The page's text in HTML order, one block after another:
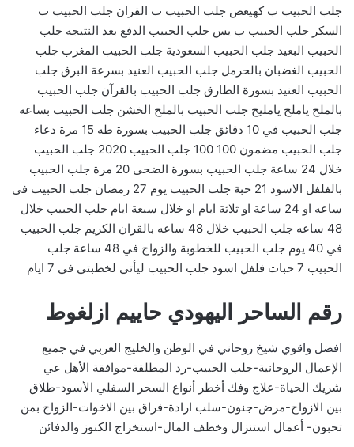
جلب الحبيب ب كهيعص جلب الحبيب ب القران جلب الحبيب ب
السكر جلب الحبيب ب يس جلب الحبيب الدفع بعد النتيجه جلب
الحبيب البعيد جلب الحبيب السعودية جلب الحبيب المغرب جلب
الحبيب الغضبان بالحرمل جلب الحبيب العنيد بسرعة البرق جلب
الحبيب العنيد بسورة الطارق جلب الحبيب بالقرآن جلب الحبيب
بالملح ياملح يامليح جلب الحبيب بالملح الخشن جلب الحبيب بساعه
جلب الحبيب في 10 دقائق جلب الحبيب بسورة طه 15 مرة دعاء
جلب الحبيب مضمون 100 100 جلب الحبيب 2020 جلب الحبيب
خلال 24 ساعة جلب الحبيب بسورة الضحى 20 مرة جلب الحبيب
بالفلفل الاسود 21 حبة جلب الحبيب يوم 27 رمضان جلب الحبيب فى
ساعه او 24 ساعة او ثلاثة ايام او خلال سبعة ايام جلب الحبيب خلال
48 ساعه جلب الحبيب خلال 48 ساعه بالقران الكريم جلب الحبيب
في 40 يوم جلب الحبيب للخطوبة والزواج في 48 ساعة جلب
الحبيب 7 حبات فلفل اسود جلب الحبيب ليأتي لخطبتي في 7 ايام
رقم الساحر اليهودي حاييم ازلغوط
افضل واقوي شيخ روحاني في الوطن والخليج العربي في جميع
الإعمال الروحانية-جلب الحبيب-رد المطلقة-موافقة الأهل عي
شريك الحياة-علاج وفك أخطر أنواع السحر السفلي الأسود-طلاق
بين الازواج-مرض-جنون-سلب ارادة-فراق بين الاخوات-الزواج بمن
تحبون- أعمال استنزال وخطف المال-استخراج الكنوز والدفائن